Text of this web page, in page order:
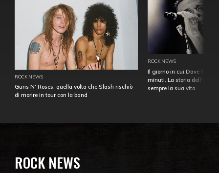
ROCK NEWS
Guns N' Roses, quella volta che Slash rischiò
di morire in tour con la band
ROCK NEWS
Il giorno in cui Dave
minuti. La storia
sempre la sua vita
ROCK NEWS